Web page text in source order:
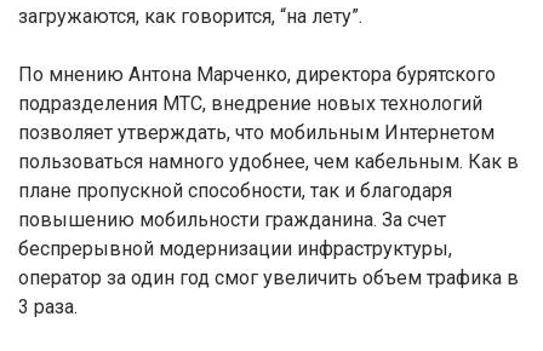
загружаются, как говорится, “на лету”.
По мнению Антона Марченко, директора бурятского
подразделения МТС, внедрение новых технологий
позволяет утверждать, что мобильным Интернетом
пользоваться намного удобнее, чем кабельным. Как в
плане пропускной способности, так и благодаря
повышению мобильности гражданина. За счет
беспрерывной модернизации инфраструктуры,
оператор за один год смог увеличить объем трафика в
3 раза.